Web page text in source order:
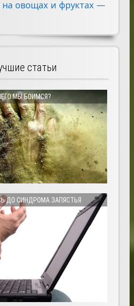
на овощах и фруктах —
статьи
МЫ БОИМСЯ?
ДО СИНДРОМА ЗАПЯСТЬЯ